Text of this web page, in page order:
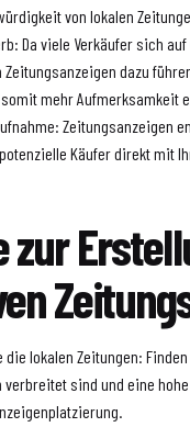
von lokalen
Da viele Verkäufer sich
Zeitungsanzeigen dazu
mehr Aufmerksamkeit
Zeitungsanzeigen
Käufer direkt mit
zur
die lokalen Zeitungen:
verbreitet sind und eine